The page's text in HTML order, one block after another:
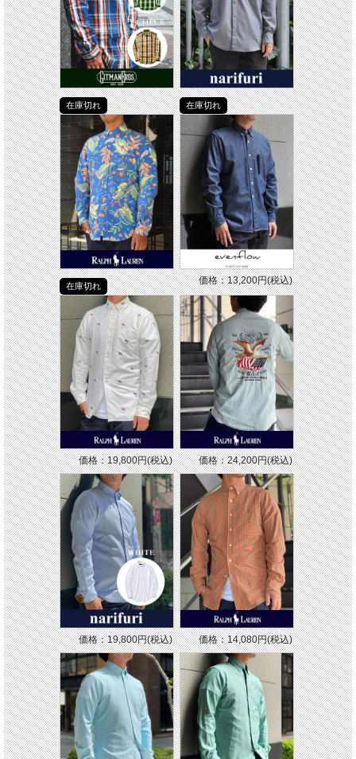
在庫切れ 在庫切れ
在庫切れ 価格：13,200円(税込)
価格：19,800円(税込) 価格：24,200円(税込)
価格：19,800円(税込) 価格：14,080円(税込)